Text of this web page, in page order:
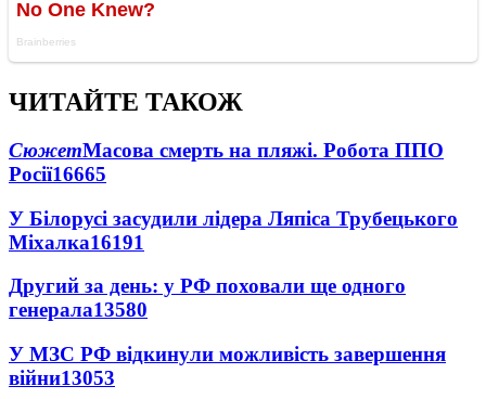
ЧИТАЙТЕ ТАКОЖ
СюжетМасова смерть на пляжі. Робота ППО
Росії16665
У Білорусі засудили лідера Ляпіса Трубецького
Міхалка16191
Другий за день: у РФ поховали ще одного
генерала13580
У МЗС РФ відкинули можливість завершення
війни13053